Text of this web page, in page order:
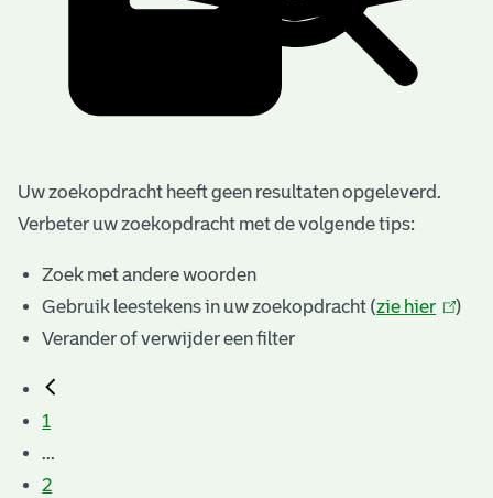
Uw zoekopdracht heeft geen resultaten opgeleverd.
Verbeter uw zoekopdracht met de volgende tips:
Zoek met andere woorden
Gebruik leestekens in uw zoekopdracht (zie hier (link
)
Verander of verwijder een filter
1
...
2